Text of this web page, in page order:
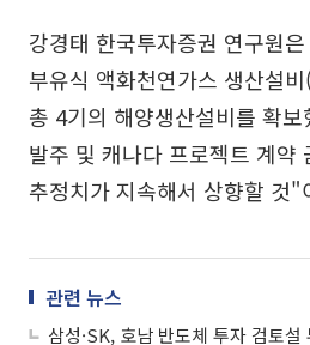
강경태 한국투자증권 연구원
부유식 액화천연가스 생산설
총 4기의 해양생산설비를 확
발주 및 캐나다 프로젝트 계약
추정치가 지속해서 상향할 것"
관련 뉴스